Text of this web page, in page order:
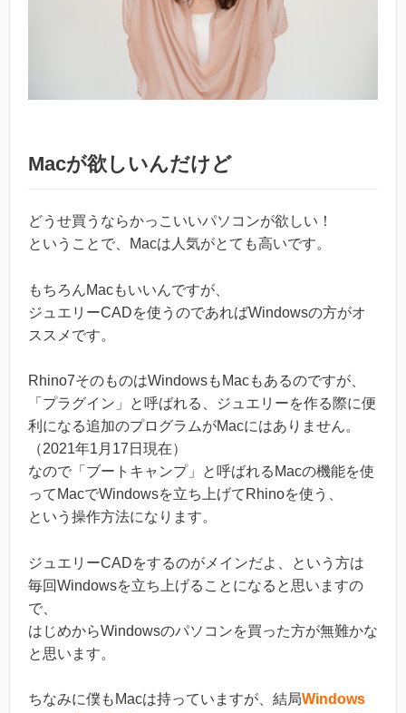
Macが欲しいんだけど
どうせ買うならかっこいいパソコンが欲しい！
ということで、Macは人気がとても高いです。
もちろんMacもいいんですが、
ジュエリーCADを使うのであればWindowsの方がオ
ススメです。
Rhino7そのものはWindowsもMacもあるのですが、
「プラグイン」と呼ばれる、ジュエリーを作る際に便
利になる追加のプログラムがMacにはありません。
（2021年1月17日現在）
なので「ブートキャンプ」と呼ばれるMacの機能を使
ってMacでWindowsを立ち上げてRhinoを使う、
という操作方法になります。
ジュエリーCADをするのがメインだよ、という方は
毎回Windowsを立ち上げることになると思いますの
で、
はじめからWindowsのパソコンを買った方が無難かな
と思います。
ちなみに僕もMacは持っていますが、結局Windows